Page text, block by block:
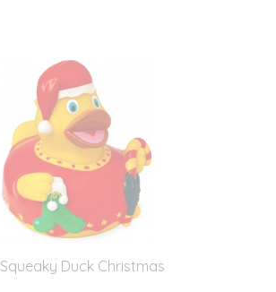
Duck Christmas